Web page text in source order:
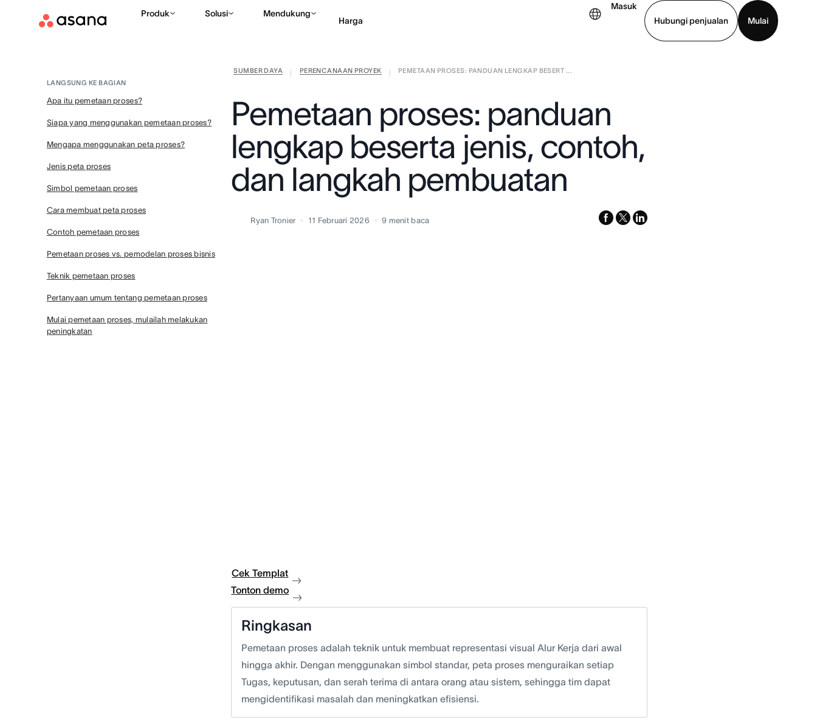
Produk Solusi Mendukung
Harga
Masuk
Hubungi penjualan
Mulai
Hubungi penjualan Lihat demo
SUMBER DAYA PERENCANAAN PROYEK PEMETAAN PROSES: PANDUAN LENGKAP BESERT ...
Pemetaan proses: panduan
lengkap beserta jenis, contoh,
dan langkah pembuatan
Ryan Tronier 11 Februari 2026 9 menit baca facebook
x-
linkedin
LANGSUNG KE BAGIAN
Apa itu pemetaan proses?
Siapa yang menggunakan pemetaan proses?
Mengapa menggunakan peta proses?
Jenis peta proses
Simbol pemetaan proses
Cara membuat peta proses
Contoh pemetaan proses
Pemetaan proses vs. pemodelan proses bisnis
Teknik pemetaan proses
Pertanyaan umum tentang pemetaan proses
Mulai pemetaan proses, mulailah melakukan
peningkatan
Cek Templat
Tonton demo
Ringkasan
Pemetaan proses adalah teknik untuk membuat representasi visual Alur Kerja dari awal
hingga akhir. Dengan menggunakan simbol standar, peta proses menguraikan setiap
Tugas, keputusan, dan serah terima di antara orang atau sistem, sehingga tim dapat
mengidentifikasi masalah dan meningkatkan efisiensi.